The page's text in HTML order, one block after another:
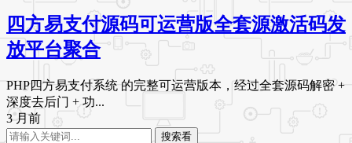
四方易支付源码可运营版全套源激活码发
放平台聚合
PHP四方易支付系统 的完整可运营版本，经过全套源码解密 +
深度去后门 + 功...
3 月前
搜索看